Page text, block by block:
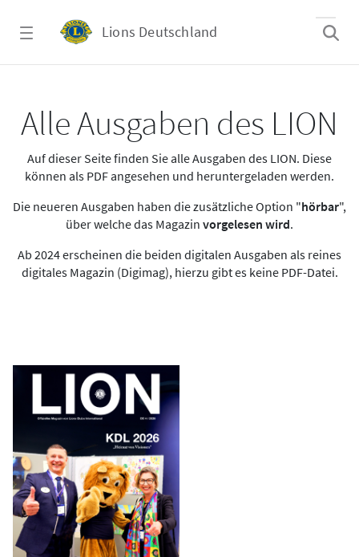
Lions Deutschland
Alle Ausgaben des LION
Auf dieser Seite finden Sie alle Ausgaben des LION. Diese
können als PDF angesehen und heruntergeladen werden.
Die neueren Ausgaben haben die zusätzliche Option "hörbar",
über welche das Magazin vorgelesen wird.
Ab 2024 erscheinen die beiden digitalen Ausgaben als reines
digitales Magazin (Digimag), hierzu gibt es keine PDF-Datei.